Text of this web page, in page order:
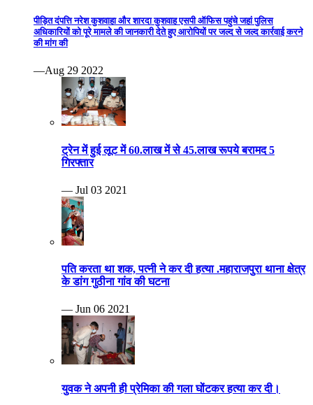
पीड़ित दंपत्ति नरेश कुशवाहा और शारदा कुशवाह एसपी ऑफिस पहुंचे जहां पुलिस
अधिकारियों को पूरे मामले की जानकारी देते हुए आरोपियों पर जल्द से जल्द कार्रवाई करने
की मांग की
—Aug 29 2022
ट्रेन में हुई लूट में 60.लाख में से 45.लाख रूपये बरामद 5
गिरफ्तार
— Jul 03 2021
पति करता था शक, पत्नी ने कर दी हत्या .महाराजपुरा थाना क्षेत्र
के डांग गुठीना गांव की घटना
— Jun 06 2021
युवक ने अपनी ही प्रेमिका की गला घोंटकर हत्या कर दी।